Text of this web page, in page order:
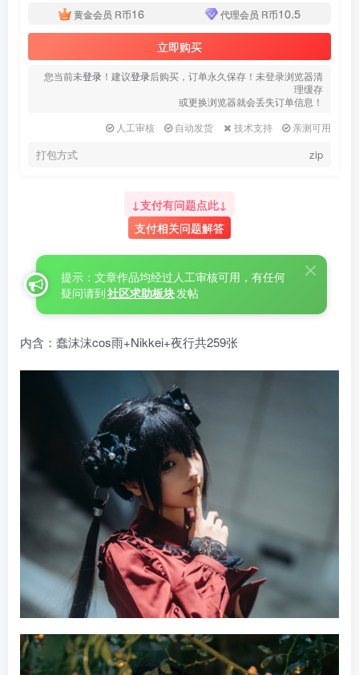
黄金会员 R币16 代理会员 R币10.5
立即购买
您当前未登录 ！建议登录后购买，订单永久保存！未登录浏览器清
理缓存
或更换浏览器就会丢失订单信息！
人工审核
自动发货 技术支持 亲测可用
打包方式 zip
↓支付有问题点此↓
支付相关问题解答
提示：文章作品均经过人工审核可用，有任何
疑问请到社区求助板块发帖
内含：蠢沫沫cos雨+Nikkei+夜行共259张